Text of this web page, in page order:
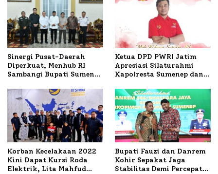
Sinergi Pusat-Daerah
Diperkuat, Menhub RI
Sambangi Bupati Sumenep
Mutiara Sentosa II
Ketua DPD PWRI Jatim
Apresiasi Silaturahmi
Kapolresta Sumenep dan
Ideal Polri-Pers
Korban Kecelakaan 2022
Kini Dapat Kursi Roda
Elektrik, Lita Mahfud
Bupati Fauzi dan Danrem
Kohir Sepakat Jaga
Stabilitas Demi Percepat